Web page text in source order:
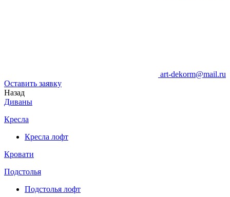
art-dekorm@mail.ru
Оставить заявку
Назад
Диваны
Кресла
Кресла лофт
Кровати
Подстолья
Подстолья лофт